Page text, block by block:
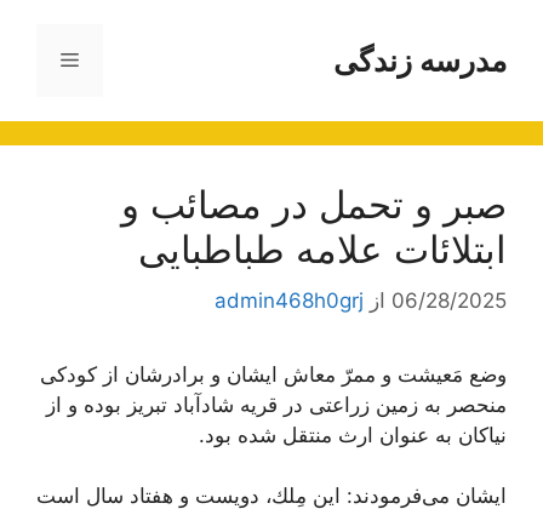
محتوامدرسه زندگی فهرست
صبر و تحمل در مصائب و
ابتلائات علامه طباطبایی
06/28/2025 از admin468h0grj
وضع مَعیشت و ممرّ معاش ایشان و برادرشان از كودكى
منحصر به زمین زراعتى در قریه‌ شادآباد تبریز بوده و از
نیاكان به عنوان ارث منتقل شده بود.
ایشان مى‌فرمودند: این مِلك، دویست و هفتاد سال است